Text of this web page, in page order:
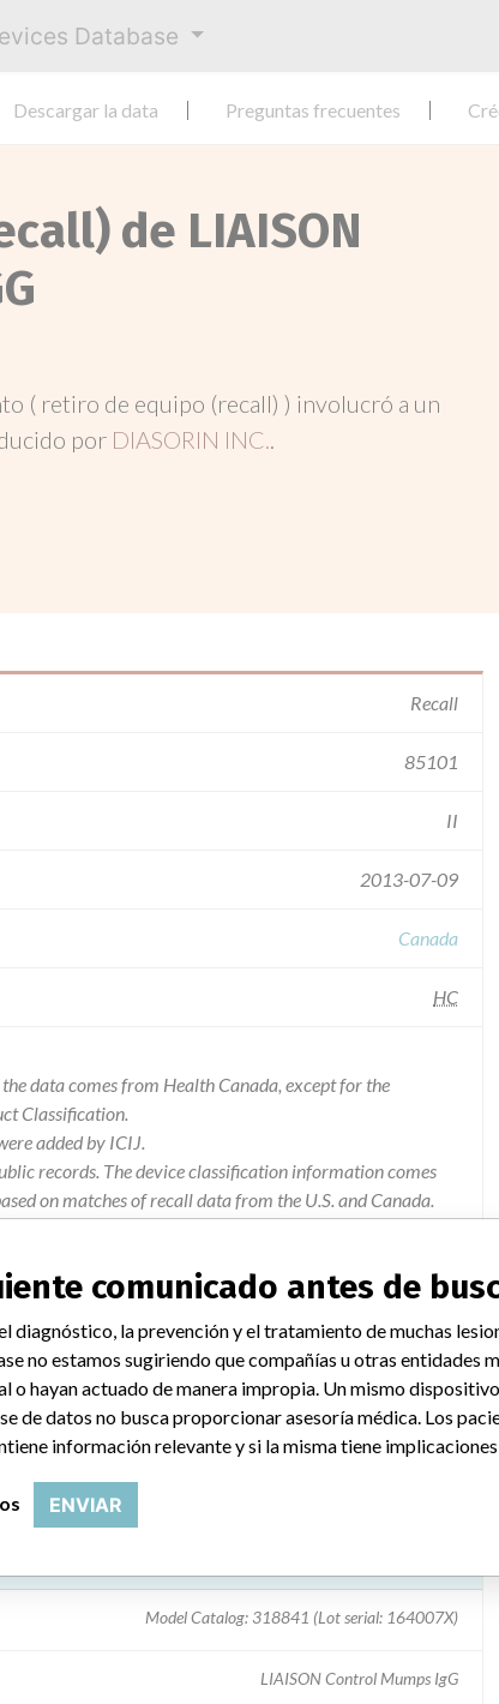
Database
Descargar la data Preguntas frecuentes
de LIAISON
( retiro de equipo (recall) ) involucró a un
por DIASORIN INC..
Recall
85101
II
2013-07-09
Canada
HC
data comes from Health Canada, except for the
Classification.
added by ICIJ.
records. The device classification information comes
on matches of recall data from the U.S. and Canada.
low of the defined range may occur with these control sets.
Model Catalog: 318841 (Lot serial: 164007X)
LIAISON Control Mumps IgG
comunicado antes de
diagnóstico, la prevención y el tratamiento de muchas
no estamos sugiriendo que compañías u otras entidades
o hayan actuado de manera impropia. Un mismo
de datos no busca proporcionar asesoría médica. Los
información relevante y si la misma tiene implicaciones
ENVIAR